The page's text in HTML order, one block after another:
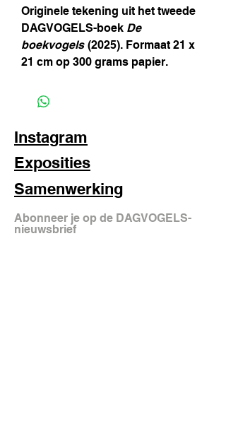
Originele tekening uit het tweede
DAGVOGELS-boek De
boekvogels (2025). Formaat 21 x
21 cm op 300 grams papier.
Instagram
Exposities
Samenwerking
Abonneer je op de DAGVOGELS-
nieuwsbrief